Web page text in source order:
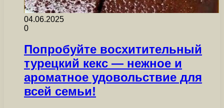
04.06.2025
0
Попробуйте восхитительный
турецкий кекс — нежное и
ароматное удовольствие для
всей семьи!